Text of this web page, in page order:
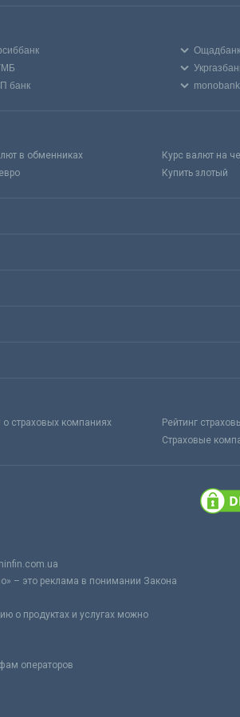
Ощадбанк
банк monobank
в обменниках
Курс валют на
Купить злотый
страховых компаниях
Рейтинг
Страховые
– это реклама в понимании Закона
о продуктах и услугах можно
операторов